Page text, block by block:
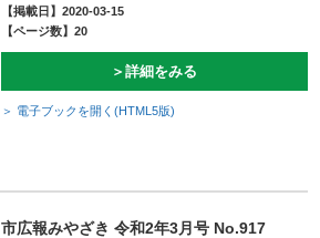
【掲載日】2020-03-15
【ページ数】20
＞詳細をみる
＞ 電子ブックを開く(HTML5版)
市広報みやざき 令和2年3月号 No.917